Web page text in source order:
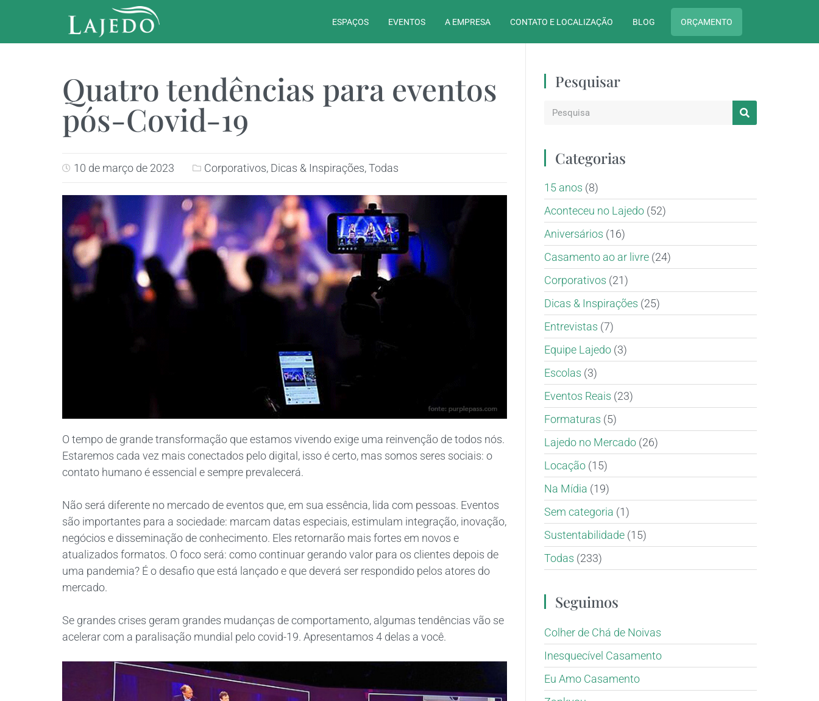
ESPAÇOS EVENTOS A EMPRESA CONTATO E LOCALIZAÇÃO BLOG ORÇAMENTO
Quatro tendências para eventos
pós-Covid-19
10 de março de 2023 Corporativos, Dicas & Inspirações,Todas
O tempo de grande transformação que estamos vivendo exige uma reinvenção de todos nós.
Estaremos cada vez mais conectados pelo digital, isso é certo, mas somos seres sociais: o
contato humano é essencial e sempre prevalecerá.
Não será diferente no mercado de eventos que, em sua essência, lida com pessoas. Eventos
são importantes para a sociedade: marcam datas especiais, estimulam integração, inovação,
negócios e disseminação de conhecimento. Eles retornarão mais fortes em novos e
atualizados formatos. O foco será: como continuar gerando valor para os clientes depois de
uma pandemia? É o desafio que está lançado e que deverá ser respondido pelos atores do
mercado.
Se grandes crises geram grandes mudanças de comportamento, algumas tendências vão se
acelerar com a paralisação mundial pelo covid-19. Apresentamos 4 delas a você.
Pesquisar
Categorias
15 anos (8)
Aconteceu no Lajedo(52)
Aniversários (16)
Casamento ao ar livre(24)
Corporativos (21)
Dicas & Inspirações (25)
Entrevistas (7)
Equipe Lajedo(3)
Escolas (3)
Eventos Reais (23)
Formaturas (5)
Lajedo no Mercado(26)
Locação(15)
Na Mídia (19)
Sem categoria (1)
Sustentabilidade(15)
Todas (233)
Seguimos
Colher de Chá de Noivas
Inesquecível Casamento
Eu Amo Casamento